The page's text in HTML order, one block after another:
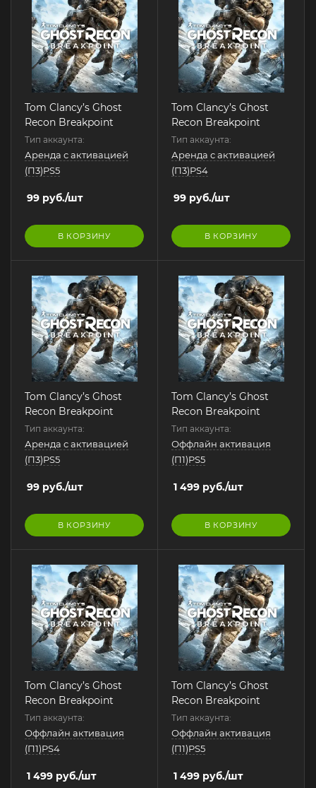
Tom Clancy’s Ghost
Recon Breakpoint
Тип аккаунта:
Аренда с активацией
(П3)PS5
99 руб./шт
В КОРЗИНУ
Tom Clancy’s Ghost
Recon Breakpoint
Тип аккаунта:
Аренда с активацией
(П3)PS4
99 руб./шт
В КОРЗИНУ
Tom Clancy’s Ghost
Recon Breakpoint
Тип аккаунта:
Аренда с активацией
(П3)PS5
99 руб./шт
В КОРЗИНУ
Tom Clancy’s Ghost
Recon Breakpoint
Тип аккаунта:
Оффлайн активация
(П1)PS5
1 499 руб./шт
В КОРЗИНУ
Tom Clancy’s Ghost
Recon Breakpoint
Тип аккаунта:
Оффлайн активация
(П1)PS4
1 499 руб./шт
Tom Clancy’s Ghost
Recon Breakpoint
Тип аккаунта:
Оффлайн активация
(П1)PS5
1 499 руб./шт